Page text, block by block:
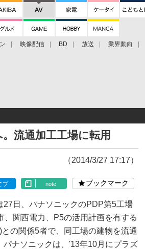
映像配信 BD 放送 業界動向
流通加工工場に転用
（2014/3/27 17:17）
ブ note ブックマーク
日、パナソニックのPDP第5工場
関西電力、P5の活用計画を有する
の関係5者で、同工場の建物を流通
ナソニックは、'13年10月にプラズ